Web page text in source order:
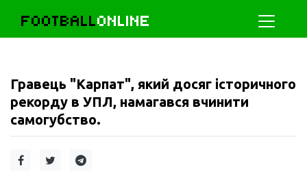
FOOTBALLONLINE
Гравець "Карпат", який досяг історичного
рекорду в УПЛ, намагався вчинити
самогубство.